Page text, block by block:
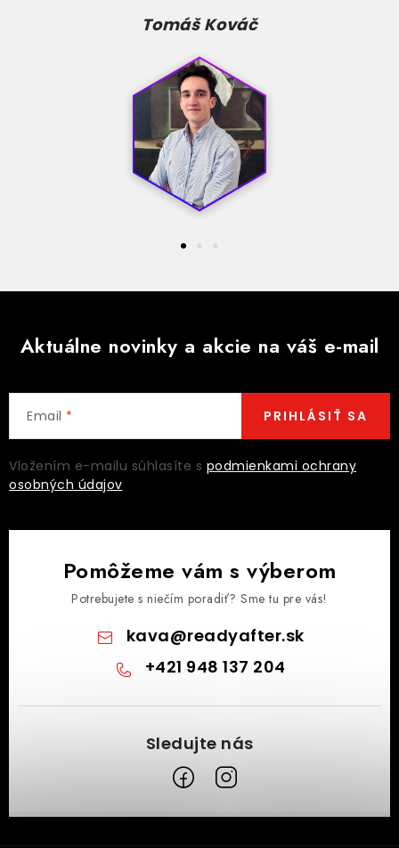
Tomáš Kováč
Aktuálne novinky a akcie na váš e-mail
Email
Vložením e-mailu súhlasíte s podmienkami ochrany
osobných údajov
PRIHLÁSIŤ SA
Pomôžeme vám s výberom
Potrebujete s niečím poradiť? Sme tu pre vás!
kava@readyafter.sk
+421 948 137 204
Z